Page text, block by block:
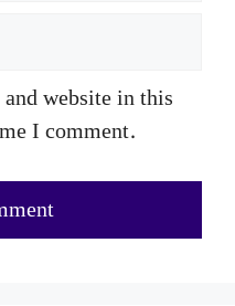
website in this
I comment.